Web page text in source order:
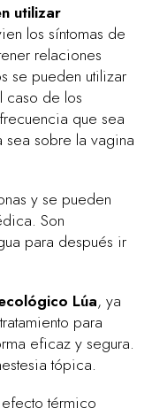
utilizar
los síntomas de
relaciones
se pueden utilizar
caso de los
que sea
sea sobre la vagina
y se pueden
Son
para después ir
Lúa, ya
para
eficaz y segura.
tópica.
térmico